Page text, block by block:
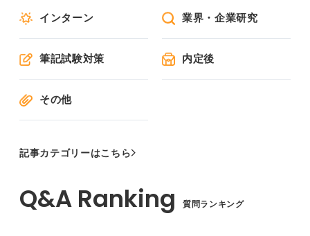
インターン 業界・企業研究
筆記試験対策 内定後
その他
記事カテゴリーはこちら
質問ランキング